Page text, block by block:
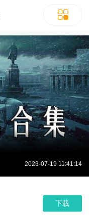
2023-07-19 11:41:14
下载